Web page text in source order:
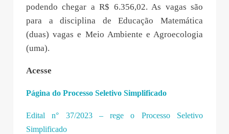
podendo chegar a R$ 6.356,02. As vagas são
para a disciplina de Educação Matemática
(duas) vagas e Meio Ambiente e Agroecologia
(uma).
Acesse
Página do Processo Seletivo Simplificado
Edital n° 37/2023 – rege o Processo Seletivo
Simplificado